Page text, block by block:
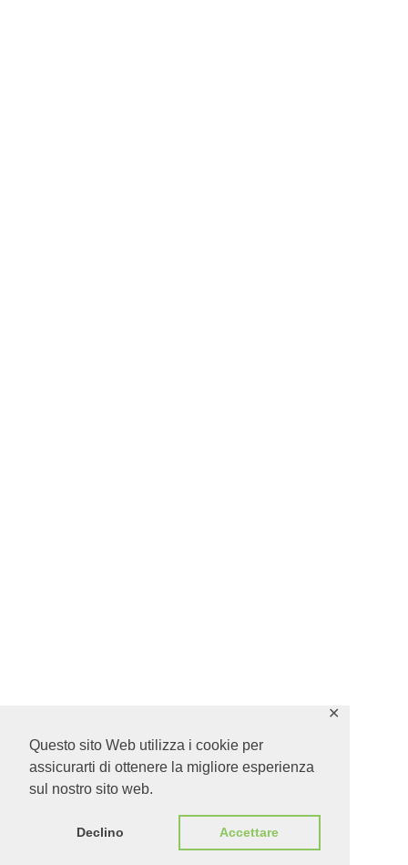
Questo sito Web utilizza i cookie per
assicurarti di ottenere la migliore esperienza
sul nostro sito web.
Declino Accettare
✕